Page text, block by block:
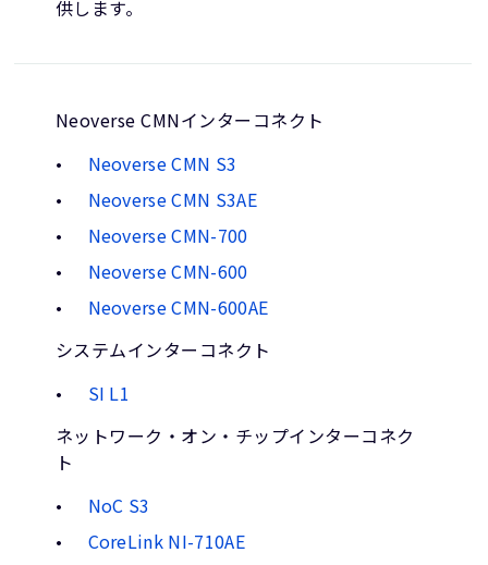
供します。
Neoverse CMNインターコネクト
Neoverse CMN S3
Neoverse CMN S3AE
Neoverse CMN-700
Neoverse CMN-600
Neoverse CMN-600AE
システムインターコネクト
SI L1
ネットワーク・オン・チップインターコネク
ト
NoC S3
CoreLink NI-710AE